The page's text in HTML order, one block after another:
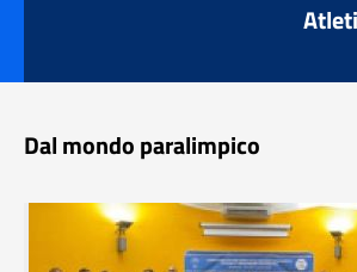
Dal mondo paralimpico